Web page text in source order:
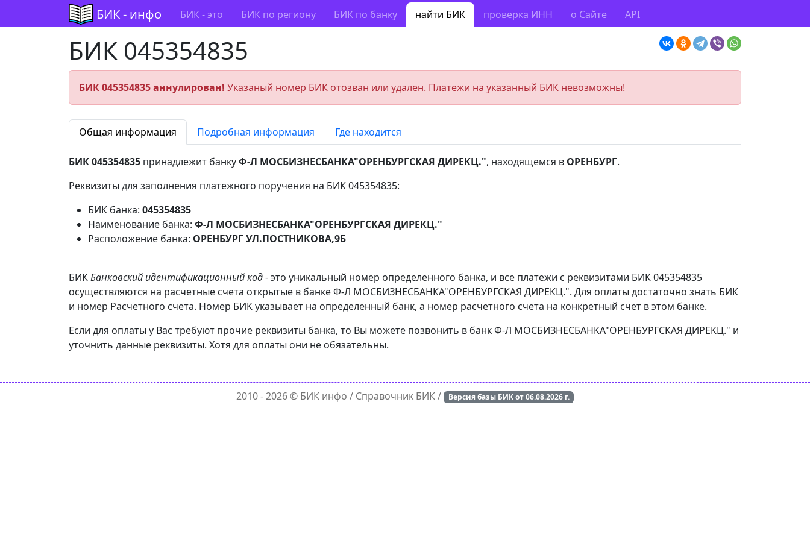
БИК - инфо БИК - это БИК по региону БИК по банку найти БИК проверка ИНН о Сайте API
БИК 045354835
БИК 045354835 аннулирован! Указаный номер БИК отозван или удален. Платежи на указанный БИК невозможны!
Общая информация Подробная информация Где находится
БИК 045354835 принадлежит банкуФ-Л МОСБИЗНЕСБАНКА"ОРЕНБУРГСКАЯ ДИРЕКЦ.", находящемся в ОРЕНБУРГ.
Реквизиты для заполнения платежного поручения на БИК 045354835:
БИК банка: 045354835
Наименование банка: Ф-Л МОСБИЗНЕСБАНКА"ОРЕНБУРГСКАЯ ДИРЕКЦ."
Расположение банка: ОРЕНБУРГ УЛ.ПОСТНИКОВА,9Б
БИКБанковский идентификационный код- это уникальный номер определенного банка, и все платежи с реквизитами БИК 045354835
осуществляются на расчетные счета открытые в банке Ф-Л МОСБИЗНЕСБАНКА"ОРЕНБУРГСКАЯ ДИРЕКЦ.". Для оплаты достаточно знать БИК
и номер Расчетного счета. Номер БИК указывает на определенный банк, а номер расчетного счета на конкретный счет в этом банке.
Если для оплаты у Вас требуют прочие реквизиты банка, то Вы можете позвонить в банк Ф-Л МОСБИЗНЕСБАНКА"ОРЕНБУРГСКАЯ ДИРЕКЦ." и
уточнить данные реквизиты. Хотя для оплаты они не обязательны.
2010 - 2026 © БИК инфо / Справочник БИК / Версия базы БИК от06.08.2026г.